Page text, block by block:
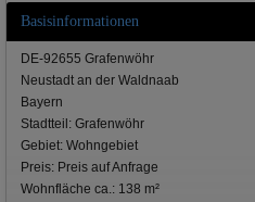
Basisinformationen
DE-92655 Grafenwöhr
Neustadt an der Waldnaab
Bayern
Stadtteil: Grafenwöhr
Gebiet: Wohngebiet
Preis: Preis auf Anfrage
Wohnfläche ca.: 138 m²